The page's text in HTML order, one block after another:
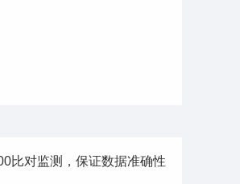
比对监测，保证数据准确性